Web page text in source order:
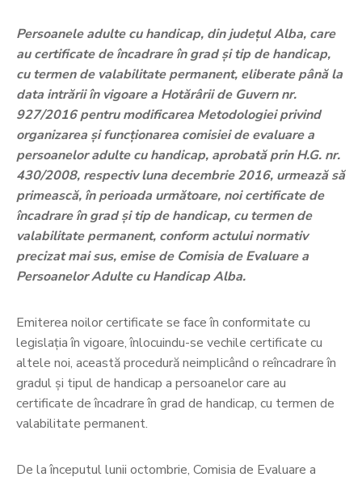
Persoanele adulte cu handicap, din județul Alba, care
au certificate de încadrare în grad şi tip de handicap,
cu termen de valabilitate permanent, eliberate până la
data intrării în vigoare a Hotărârii de Guvern nr.
927/2016 pentru modificarea Metodologiei privind
organizarea și funcționarea comisiei de evaluare a
persoanelor adulte cu handicap, aprobată prin H.G. nr.
430/2008, respectiv luna decembrie 2016, urmează să
primească, în perioada următoare, noi certificate de
încadrare în grad și tip de handicap, cu termen de
valabilitate permanent, conform actului normativ
precizat mai sus, emise de Comisia de Evaluare a
Persoanelor Adulte cu Handicap Alba.
Emiterea noilor certificate se face în conformitate cu
legislația în vigoare, înlocuindu-se vechile certificate cu
altele noi, această procedură neimplicând o reîncadrare în
gradul și tipul de handicap a persoanelor care au
certificate de încadrare în grad de handicap, cu termen de
valabilitate permanent.
De la începutul lunii octombrie, Comisia de Evaluare a